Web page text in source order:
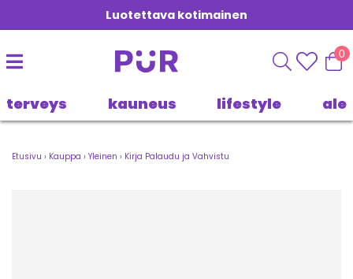
Luotettava kotimainen
0
terveys kauneus lifestyle ale
Etusivu › Kauppa › Yleinen › Kirja Palaudu ja Vahvistu